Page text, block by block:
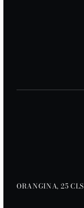
ORANGINA, 25 CLS